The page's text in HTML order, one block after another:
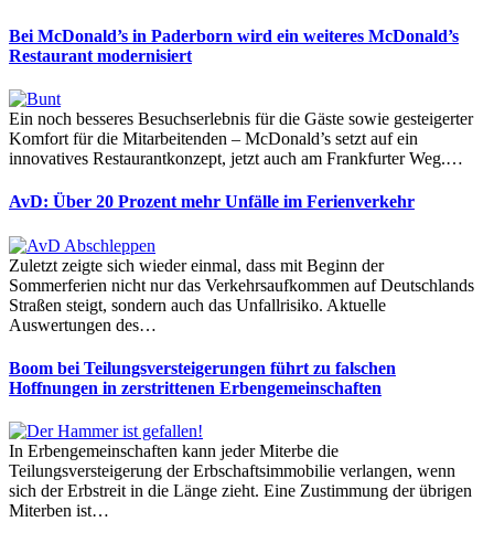
Bei McDonald’s in Paderborn wird ein weiteres McDonald’s
Restaurant modernisiert
Ein noch besseres Besuchserlebnis für die Gäste sowie gesteigerter
Komfort für die Mitarbeitenden – McDonald’s setzt auf ein
innovatives Restaurantkonzept, jetzt auch am Frankfurter Weg.…
AvD: Über 20 Prozent mehr Unfälle im Ferienverkehr
Zuletzt zeigte sich wieder einmal, dass mit Beginn der
Sommerferien nicht nur das Verkehrsaufkommen auf Deutschlands
Straßen steigt, sondern auch das Unfallrisiko. Aktuelle
Auswertungen des…
Boom bei Teilungsversteigerungen führt zu falschen
Hoffnungen in zerstrittenen Erbengemeinschaften
In Erbengemeinschaften kann jeder Miterbe die
Teilungsversteigerung der Erbschaftsimmobilie verlangen, wenn
sich der Erbstreit in die Länge zieht. Eine Zustimmung der übrigen
Miterben ist…